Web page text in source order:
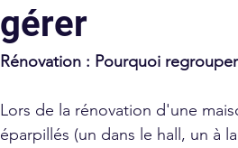
gérer
Rénovation : Pourquoi
Lors de la rénovation d'une
éparpillés (un dans le hall, un à